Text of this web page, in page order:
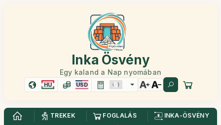
Inka Ösvény
Egy kaland a Nap nyomában
HU USD
TREKEK FOGLALÁS
INKA-ÖSVÉNY